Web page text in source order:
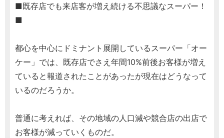
■既存店でも来店客が増え続ける不思議なスーパー！
■
都心を中心にドミナント展開しているスーパー「オー
ケー」では、既存店でさえ年間10%前後お客様が増え
ていると報道されたことがあったが現在はどうなって
いるのだろうか。
普通に考えれば、その地域の人口減や競合店の出店で
お客様が減っていくものだ。